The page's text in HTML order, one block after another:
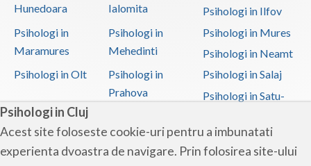
Psihologi in Cluj
Acest site foloseste cookie-uri pentru a imbunatati
experienta dvoastra de navigare. Prin folosirea site-ului
Hunedoara
Ialomita
Psihologi in Ilfov
Psihologi in
Maramures
Psihologi in
Mehedinti
Psihologi in Mures
Psihologi in Neamt
Psihologi in Olt
Psihologi in
Prahova
Psihologi in Salaj
Psihologi in Satu-
Psihologi in Sibiu
Psihologi in
Suceava
Psihologi in
Teleorman